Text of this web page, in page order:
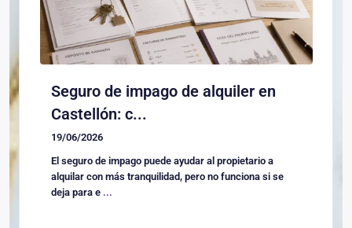
Seguro de impago de alquiler en
Castellón: c...
19/06/2026
El seguro de impago puede ayudar al propietario a
alquilar con más tranquilidad, pero no funciona si se
deja para e ...